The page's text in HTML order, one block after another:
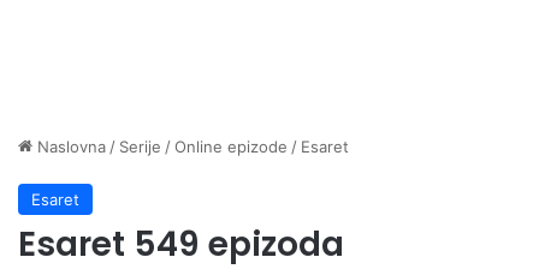
Naslovna / Serije /Online epizode / Esaret
Esaret
Esaret 549 epizoda